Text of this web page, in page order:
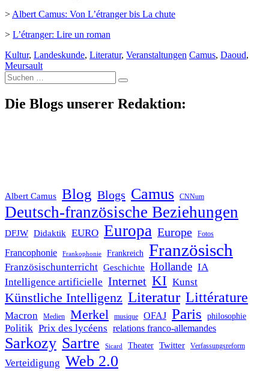
>Albert Camus: Von L’étranger bis La chute
> L’étranger: Lire un roman
Kultur, Landeskunde, Literatur, Veranstaltungen Camus, Daoud,
Meursault
Suche
nach:
Die Blogs unserer Redaktion:
Albert Camus Blog Blogs Camus CNNum
Deutsch-französische Beziehungen
DFJW Didaktik EURO Europa Europe Fotos
Francophonie Frankophonie Frankreich Französisch
Französischunterricht Geschichte Hollande IA
Intelligence artificielle Internet KI Kunst
Künstliche Intelligenz Literatur Littérature
Macron Medien Merkel musique OFAJ Paris philosophie
Politik Prix des lycéens relations franco-allemandes
Sarkozy Sartre Sicard Theater Twitter Verfassungsreform
Verteidigung Web 2.0